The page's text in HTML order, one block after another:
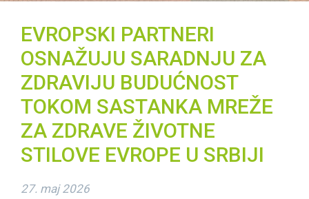
EVROPSKI PARTNERI
OSNAŽUJU SARADNJU ZA
ZDRAVIJU BUDUĆNOST
TOKOM SASTANKA MREŽE
ZA ZDRAVE ŽIVOTNE
STILOVE EVROPE U SRBIJI
27. maj 2026